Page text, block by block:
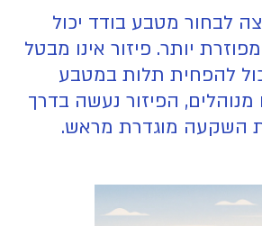
לבחור מטבע בודד יכול
יותר. פיזור אינו מבטל
להפחית תלות במטבע
מנוהלים, הפיזור נעשה בדרך
השקעה מוגדרת מראש.